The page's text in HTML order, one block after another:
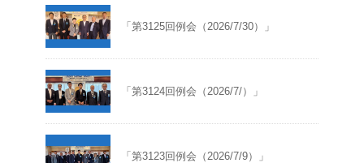
「第3125回例会（2026/7/30）」
「第3124回例会（2026/7/）」
「第3123回例会（2026/7/9）」